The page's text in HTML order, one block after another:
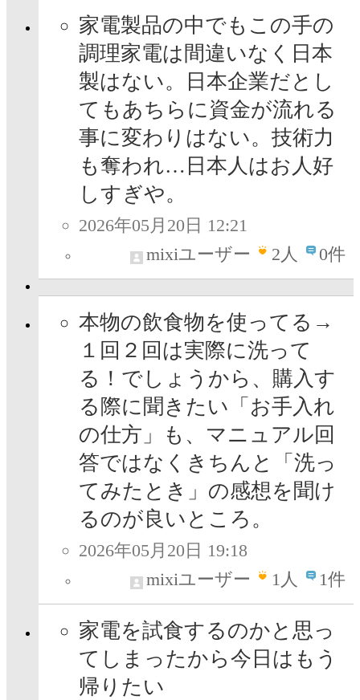
家電製品の中でもこの手の
調理家電は間違いなく日本
製はない。日本企業だとし
てもあちらに資金が流れる
事に変わりはない。技術力
も奪われ…日本人はお人好
しすぎや。
2026年05月20日 12:21
mixiユーザー
2人 0件
本物の飲食物を使ってる→
１回２回は実際に洗って
る！でしょうから、購入す
る際に聞きたい「お手入れ
の仕方」も、マニュアル回
答ではなくきちんと「洗っ
てみたとき」の感想を聞け
るのが良いところ。
2026年05月20日 19:18
mixiユーザー
1人 1件
家電を試食するのかと思っ
てしまったから今日はもう
帰りたい